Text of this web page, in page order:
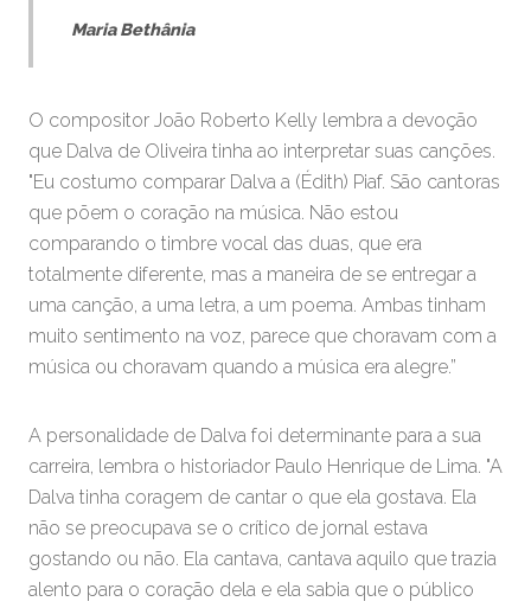
Maria Bethânia
O compositor João Roberto Kelly lembra a devoção
que Dalva de Oliveira tinha ao interpretar suas canções.
"Eu costumo comparar Dalva a (Édith) Piaf. São cantoras
que põem o coração na música. Não estou
comparando o timbre vocal das duas, que era
totalmente diferente, mas a maneira de se entregar a
uma canção, a uma letra, a um poema. Ambas tinham
muito sentimento na voz, parece que choravam com a
música ou choravam quando a música era alegre.”
A personalidade de Dalva foi determinante para a sua
carreira, lembra o historiador Paulo Henrique de Lima. "A
Dalva tinha coragem de cantar o que ela gostava. Ela
não se preocupava se o crítico de jornal estava
gostando ou não. Ela cantava, cantava aquilo que trazia
alento para o coração dela e ela sabia que o público